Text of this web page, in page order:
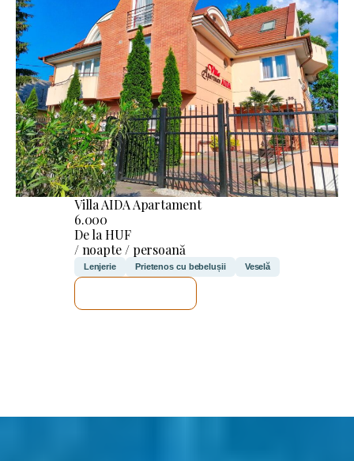
Villa AIDA Apartament
6.000
De la HUF
/ noapte / persoană
Lenjerie Prietenos cu bebelușii Veselă